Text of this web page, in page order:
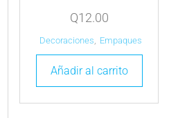
Q12.00
Decoraciones Empaques
Añadir al carrito